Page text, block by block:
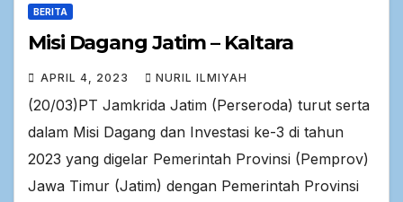
BERITA
Misi Dagang Jatim – Kaltara
APRIL 4, 2023 NURIL ILMIYAH
(20/03)PT Jamkrida Jatim (Perseroda) turut serta
dalam Misi Dagang dan Investasi ke-3 di tahun
2023 yang digelar Pemerintah Provinsi (Pemprov)
Jawa Timur (Jatim) dengan Pemerintah Provinsi